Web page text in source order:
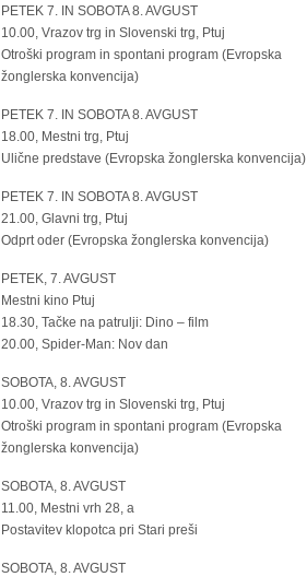
PETEK 7. IN SOBOTA 8. AVGUST
10.00, Vrazov trg in Slovenski trg, Ptuj
Otroški program in spontani program (Evropska
žonglerska konvencija)
PETEK 7. IN SOBOTA 8. AVGUST
18.00, Mestni trg, Ptuj
Ulične predstave (Evropska žonglerska konvencija)
PETEK 7. IN SOBOTA 8. AVGUST
21.00, Glavni trg, Ptuj
Odprt oder (Evropska žonglerska konvencija)
PETEK, 7. AVGUST
Mestni kino Ptuj
18.30, Tačke na patrulji: Dino – film
20.00, Spider-Man: Nov dan
SOBOTA, 8. AVGUST
10.00, Vrazov trg in Slovenski trg, Ptuj
Otroški program in spontani program (Evropska
žonglerska konvencija)
SOBOTA, 8. AVGUST
11.00, Mestni vrh 28, a
Postavitev klopotca pri Stari preši
SOBOTA, 8. AVGUST